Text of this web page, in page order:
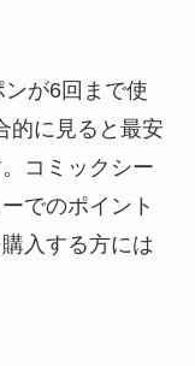
が6回まで使
的に見ると最安
コミックシー
でのポイント
入する方には